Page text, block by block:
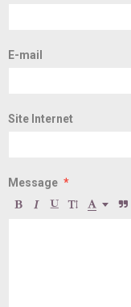
E-mail
Site Internet
Message